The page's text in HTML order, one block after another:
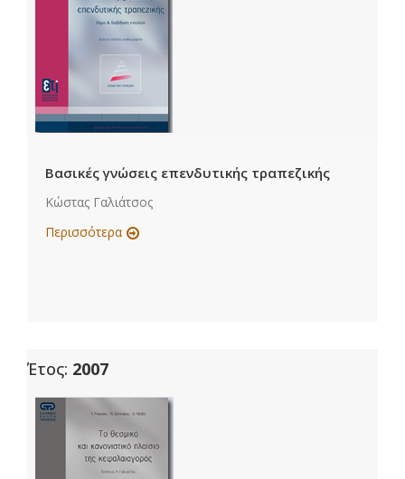
Βασικές γνώσεις επενδυτικής τραπεζικής
Κώστας Γαλιάτσος
Περισσότερα
Έτος: 2007